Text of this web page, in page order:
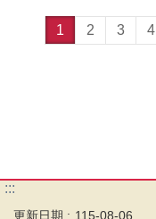
1 2 3
4
:::
更新日期 115-08-06